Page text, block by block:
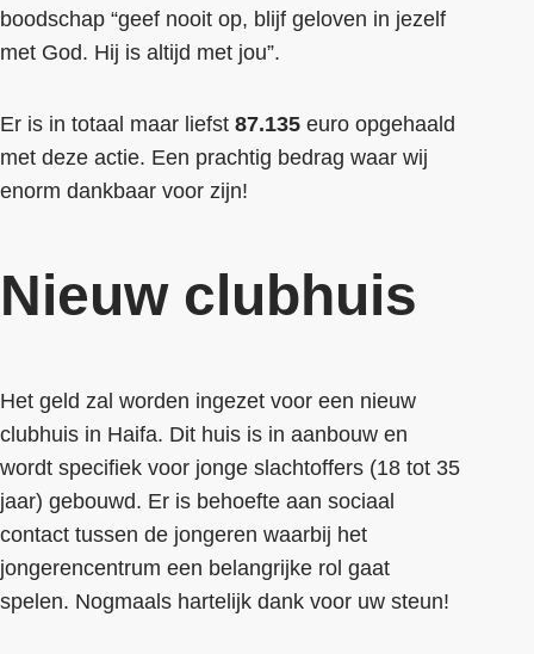
boodschap “geef nooit op, blijf geloven in jezelf
met God. Hij is altijd met jou”.
Er is in totaal maar liefst 87.135 euro opgehaald
met deze actie. Een prachtig bedrag waar wij
enorm dankbaar voor zijn!
Nieuw clubhuis
Het geld zal worden ingezet voor een nieuw
clubhuis in Haifa. Dit huis is in aanbouw en
wordt specifiek voor jonge slachtoffers (18 tot 35
jaar) gebouwd. Er is behoefte aan sociaal
contact tussen de jongeren waarbij het
jongerencentrum een belangrijke rol gaat
spelen. Nogmaals hartelijk dank voor uw steun!